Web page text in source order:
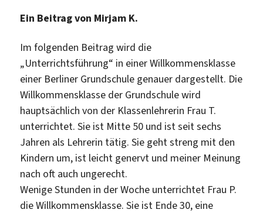
Ein Beitrag von Mirjam K.
Im folgenden Beitrag wird die
„Unterrichtsführung“ in einer Willkommensklasse
einer Berliner Grundschule genauer dargestellt. Die
Willkommensklasse der Grundschule wird
hauptsächlich von der Klassenlehrerin Frau T.
unterrichtet. Sie ist Mitte 50 und ist seit sechs
Jahren als Lehrerin tätig. Sie geht streng mit den
Kindern um, ist leicht genervt und meiner Meinung
nach oft auch ungerecht.
Wenige Stunden in der Woche unterrichtet Frau P.
die Willkommensklasse. Sie ist Ende 30, eine